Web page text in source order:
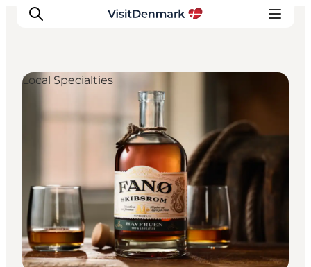
Bestemmingen
Accommodaties
Plan je reis
Local Specialties